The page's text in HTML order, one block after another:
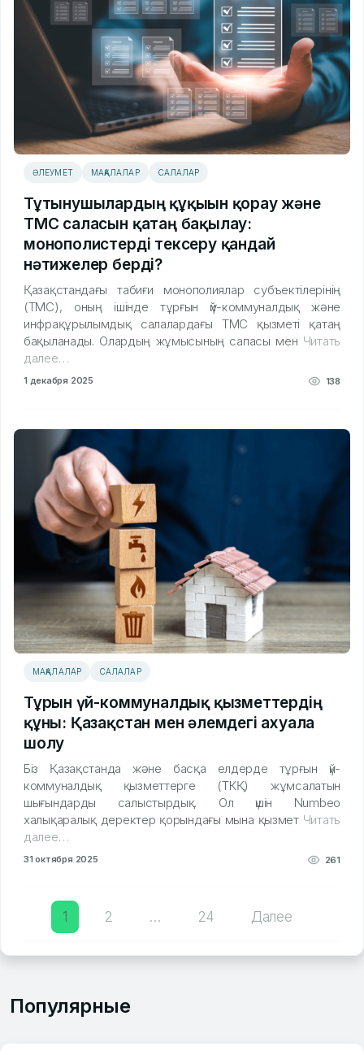
ӘЛЕУМЕТ МАҚАЛАЛАР САЛАЛАР
Тұтынушылардың құқығын қорғау және
ТМС саласын қатаң бақылау:
монополистерді тексеру қандай
нәтижелер берді?
Қазақстандағы табиғи монополиялар субъектілерінің
(ТМС), оның ішінде тұрғын үй-коммуналдық және
инфрақұрылымдық салалардағы ТМС қызметі қатаң
бақыланады. Олардың жұмысының сапасы мен Читать
далее…
1 декабря 2025 138
МАҚАЛАЛАР САЛАЛАР
Тұрғын үй-коммуналдық қызметтердің
құны: Қазақстан мен әлемдегі ахуалға
шолу
Біз Қазақстанда және басқа елдерде тұрғын үй-
коммуналдық қызметтерге (ТКҚ) жұмсалатын
шығындарды салыстырдық. Ол үшін Numbeo
халықаралық деректер қорындағы мына қызметЧитать
далее…
31 октября 2025 261
Posts
pagination
1 2 … 24 Далее
Популярные